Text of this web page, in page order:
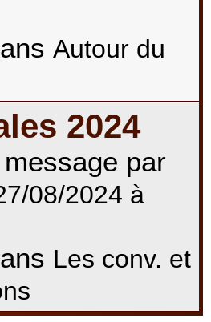
Autour du
2024
par
08/2024 à
Les conv. et